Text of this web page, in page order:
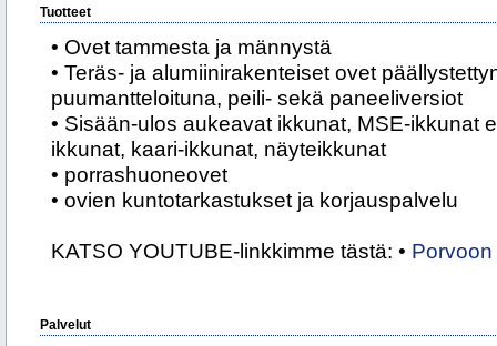
Tuotteet
• Ovet tammesta ja männystä
• Teräs- ja alumiinirakenteiset ovet
puumantteloituna, peili- sekä paneeliversiot
• Sisään-ulos aukeavat ikkunat, MSE-ikkunat
ikkunat, kaari-ikkunat, näyteikkunat
• porrashuoneovet
• ovien kuntotarkastukset ja korjauspalvelu
KATSO YOUTUBE-linkkimme tästä: •
Palvelut